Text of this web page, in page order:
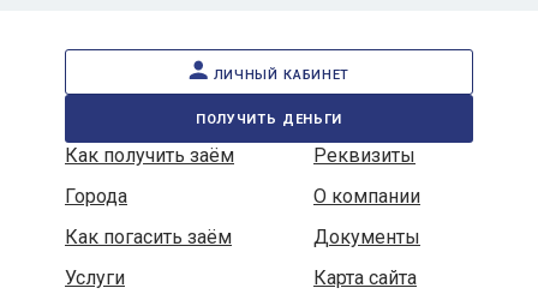
личный кабинет
получить деньги
Как получить заём
Реквизиты
Города
О компании
Как погасить заём
Документы
Услуги
Карта сайта